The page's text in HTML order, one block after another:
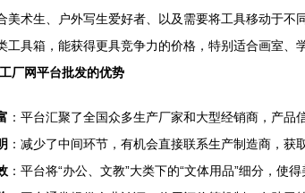
美术生、户外写生爱好者、以及需要将工具移动于不
工具箱，能获得更具竞争力的价格，特别适合画室、
厂网平台批发的优势
：平台汇聚了全国众多生产厂家和大型经销商，产
：减少了中间环节，有机会直接联系生产制造商，获
：平台将“办公、文教”大类下的“文体用品”细分，